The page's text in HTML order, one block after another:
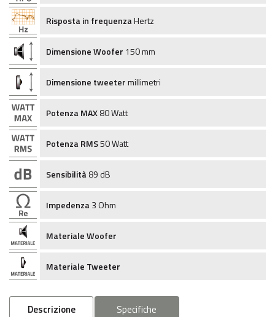
Risposta in frequenzaHertz
Dimensione Woofer 150 mm
Dimensione tweetermillimetri
Potenza MAX80 Watt
Potenza RMS50 Watt
Sensibilità89 dB
Impedenza3 Ohm
Materiale Woofer
Materiale Tweeter
Descrizione Specifiche